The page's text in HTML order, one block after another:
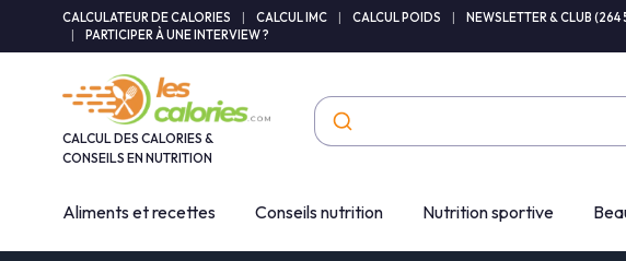
CALCULATEUR DE CALORIES CALCUL IMC CALCUL POIDS NEWSLETTER & CLUB (264
PARTICIPER À UNE INTERVIEW ?
CALCUL DES CALORIES &
CONSEILS EN NUTRITION
Aliments et recettes Conseils nutrition Nutrition sportive
Panneau de gestion des cookies